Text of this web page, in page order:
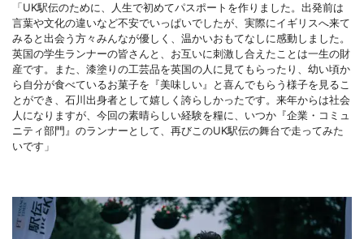
「UK駅伝のために、人生で初めてパスポートを作りました。出発前は
言葉や文化の違いなど不安でいっぱいでしたが、実際にイギリスへ来て
みると出会う方々みんなが優しく、温かいおもてなしに感動しました。
英国の学生ランナーの皆さんと、お互いに刺激し合えたことは一生の財
産です。また、漆塗りの工芸品を英国の人に見てもらったり、幼い頃か
ら自分が食べているお菓子を『美味しい』と喜んでもらう様子を見るこ
とができ、石川出身者として嬉しく誇らしかったです。来年からは社会
人になりますが、今回の素晴らしい経験を糧に、いつか『企業・コミュ
ニティ部門』のランナーとして、再びこのUK駅伝の舞台で走ってみた
いです」